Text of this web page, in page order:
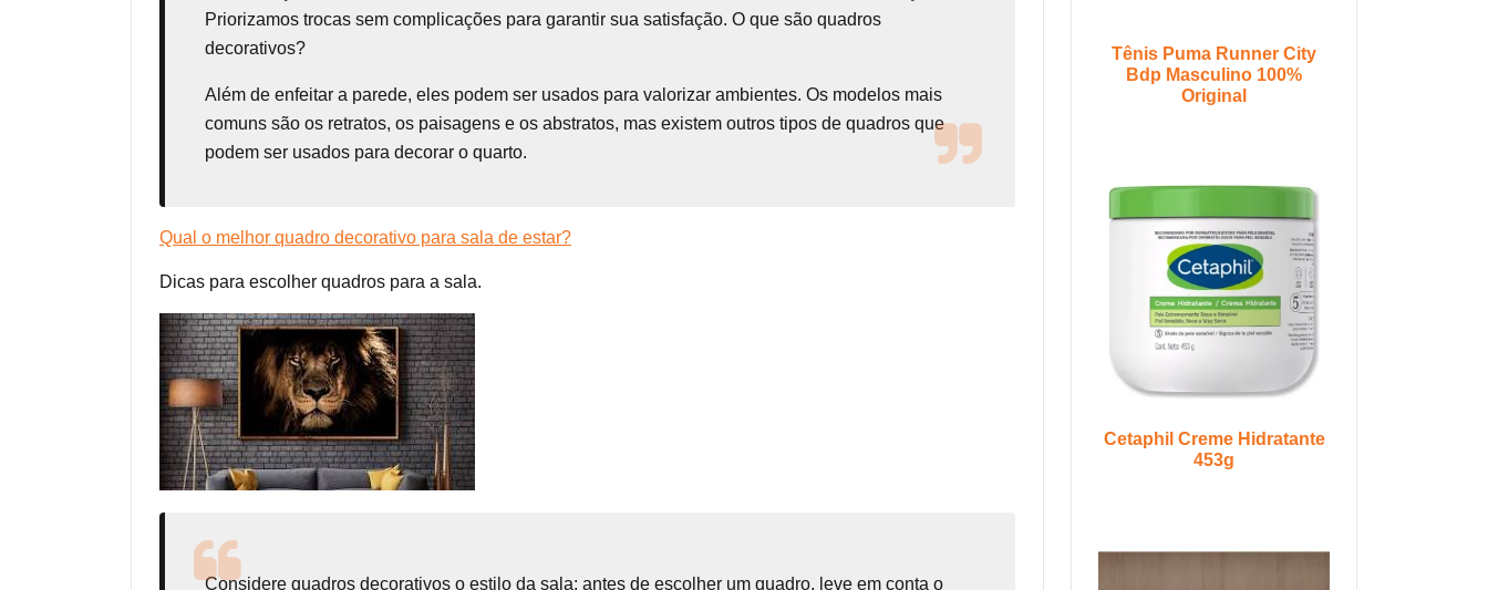
Priorizamos trocas sem complicações para garantir sua satisfação. O que são quadros
decorativos?
Além de enfeitar a parede, eles podem ser usados para valorizar ambientes. Os modelos mais
comuns são os retratos, os paisagens e os abstratos, mas existem outros tipos de quadros que
podem ser usados para decorar o quarto.
Qual o melhor quadro decorativo para sala de estar?
Dicas para escolher quadros para a sala.
Considere quadros decorativos o estilo da sala: antes de escolher um quadro, leve em conta o
Tênis Puma Runner City
Bdp Masculino 100%
Original
Cetaphil Creme Hidratante
453g